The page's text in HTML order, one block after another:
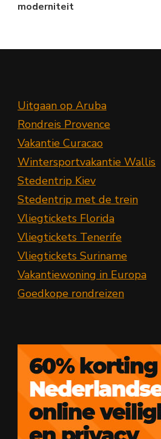
moderniteit
Uitgaan op Aruba
Rondreis Provence
Vakantie Curacao
Wintersportvakantie Wallis
Stedentrip Kiev
Stedentrip met de trein
Vliegtickets Florida
Vliegtickets Tenerife
Vliegtickets Suriname
Vakantiewoning in Europa
Goedkope rondreizen